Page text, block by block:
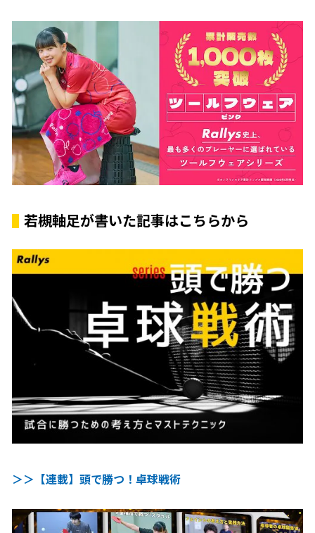
若槻軸足が書いた記事はこちらから
＞＞【連載】頭で勝つ！卓球戦術